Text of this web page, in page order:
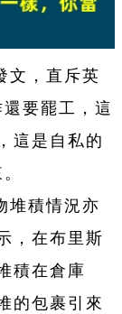
文，直斥英
要罷工，這
這是自私的
堆積情況亦
，在布里斯
積在倉庫
的包裹引來